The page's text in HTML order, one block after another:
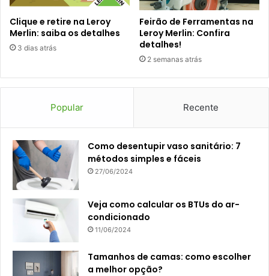
Clique e retire na Leroy
Merlin: saiba os detalhes
3 dias atrás
Feirão de Ferramentas na
Leroy Merlin: Confira
detalhes!
2 semanas atrás
Popular Recente
Como desentupir vaso sanitário: 7
métodos simples e fáceis
27/06/2024
Veja como calcular os BTUs do ar-
condicionado
11/06/2024
Tamanhos de camas: como escolher
a melhor opção?